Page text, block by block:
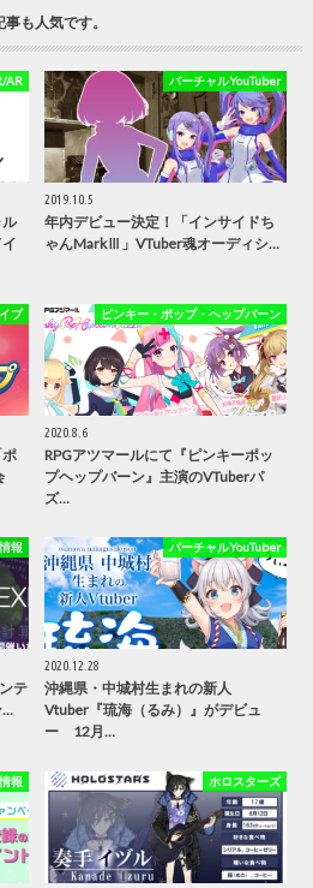
も人気です。
AR バーチャルYouTuber
2019.10.5
年内デビュー決定！「インサイドち
ゃんMarkⅢ」VTuber魂オーディシ…
ブ ピンキー・ポップ・ヘップバーン
2020.8.6
RPGアツマールにて『ピンキーポッ
プヘップバーン』主演のVTuberパ
ズ…
報
テ
…
バーチャルYouTuber
2020.12.28
沖縄県・中城村生まれの新人
Vtuber『琉海（るみ）』がデビュ
ー 12月…
報 ホロスターズ